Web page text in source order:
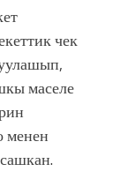
чек
маселе
менен